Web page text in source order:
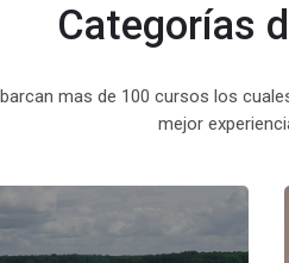
Categorías
mas de 100 cursos los
mejor